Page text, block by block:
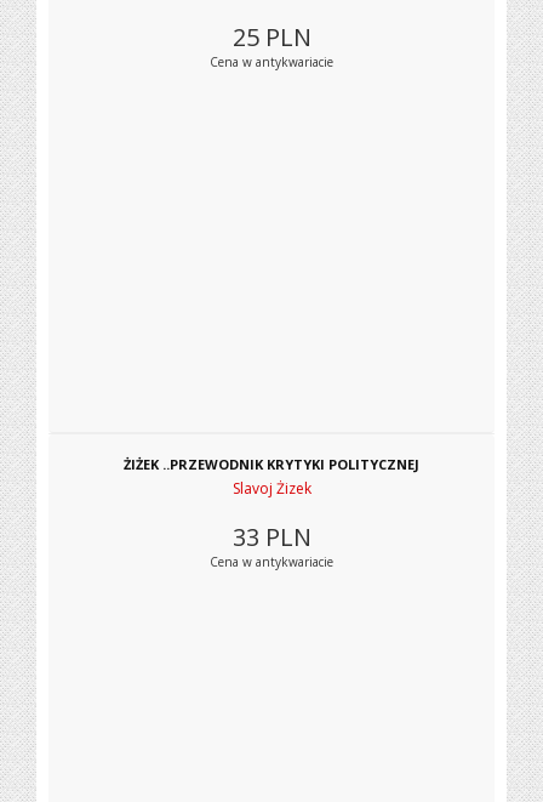
25 PLN
Cena w antykwariacie
ŻIŻEK ..PRZEWODNIK KRYTYKI POLITYCZNEJ
Slavoj Żizek
33 PLN
Cena w antykwariacie